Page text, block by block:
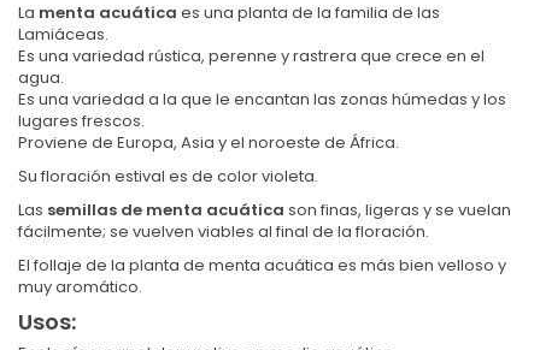
La menta acuática es una planta de la familia de las
Lamiáceas.
Es una variedad rústica, perenne y rastrera que crece en el
agua.
Es una variedad a la que le encantan las zonas húmedas y los
lugares frescos.
Proviene de Europa, Asia y el noroeste de África.
Su floración estival es de color violeta.
Las semillas de menta acuática son finas, ligeras y se vuelan
fácilmente; se vuelven viables al final de la floración.
El follaje de la planta de menta acuática es más bien velloso y
muy aromático.
Usos: